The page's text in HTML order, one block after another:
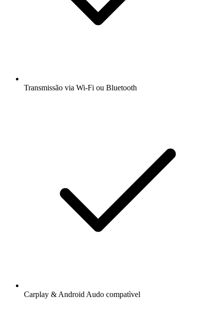
Transmissão via Wi-Fi ou Bluetooth
Carplay & Android Audo compatìvel